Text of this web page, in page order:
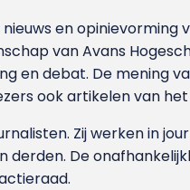
en
van Avans
en debat. De mening
ook artikelen van
Zij werken in
derden. De